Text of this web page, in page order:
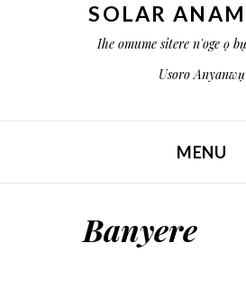
SOLAR
Ihe omume sitere n'oge ọ
Usoro Anyanwụ
MENU
Banyere